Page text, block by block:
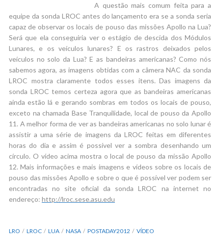
A questão mais comum feita para a
equipe da sonda LROC antes do lançamento era se a sonda seria
capaz de observar os locais de pouso das missões Apollo na Lua?
Será que ela conseguiria ver o estágio de descida dos Módulos
Lunares, e os veículos lunares? E os rastros deixados pelos
veículos no solo da Lua? E as bandeiras americanas? Como nós
sabemos agora, as imagens obtidas com a câmera NAC da sonda
LROC mostra claramente todos esses itens. Das imagens da
sonda LROC temos certeza agora que as bandeiras americanas
ainda estão lá e gerando sombras em todos os locais de pouso,
exceto na chamada Base Tranquilidade, local de pouso da Apollo
11. A melhor forma de ver as bandeiras americanas no solo lunar é
assistir a uma série de imagens da LROC feitas em diferentes
horas do dia e assim é possível ver a sombra desenhando um
círculo. O vídeo acima mostra o local de pouso da missão Apollo
12. Mais informações e mais imagens e vídeos sobre os locais de
pouso das missões Apollo e sobre o que é possível ver podem ser
encontradas no site oficial da sonda LROC na internet no
endereço: http://lroc.sese.asu.edu
LRO LROC LUA NASA POSTADAY2012 VÍDEO